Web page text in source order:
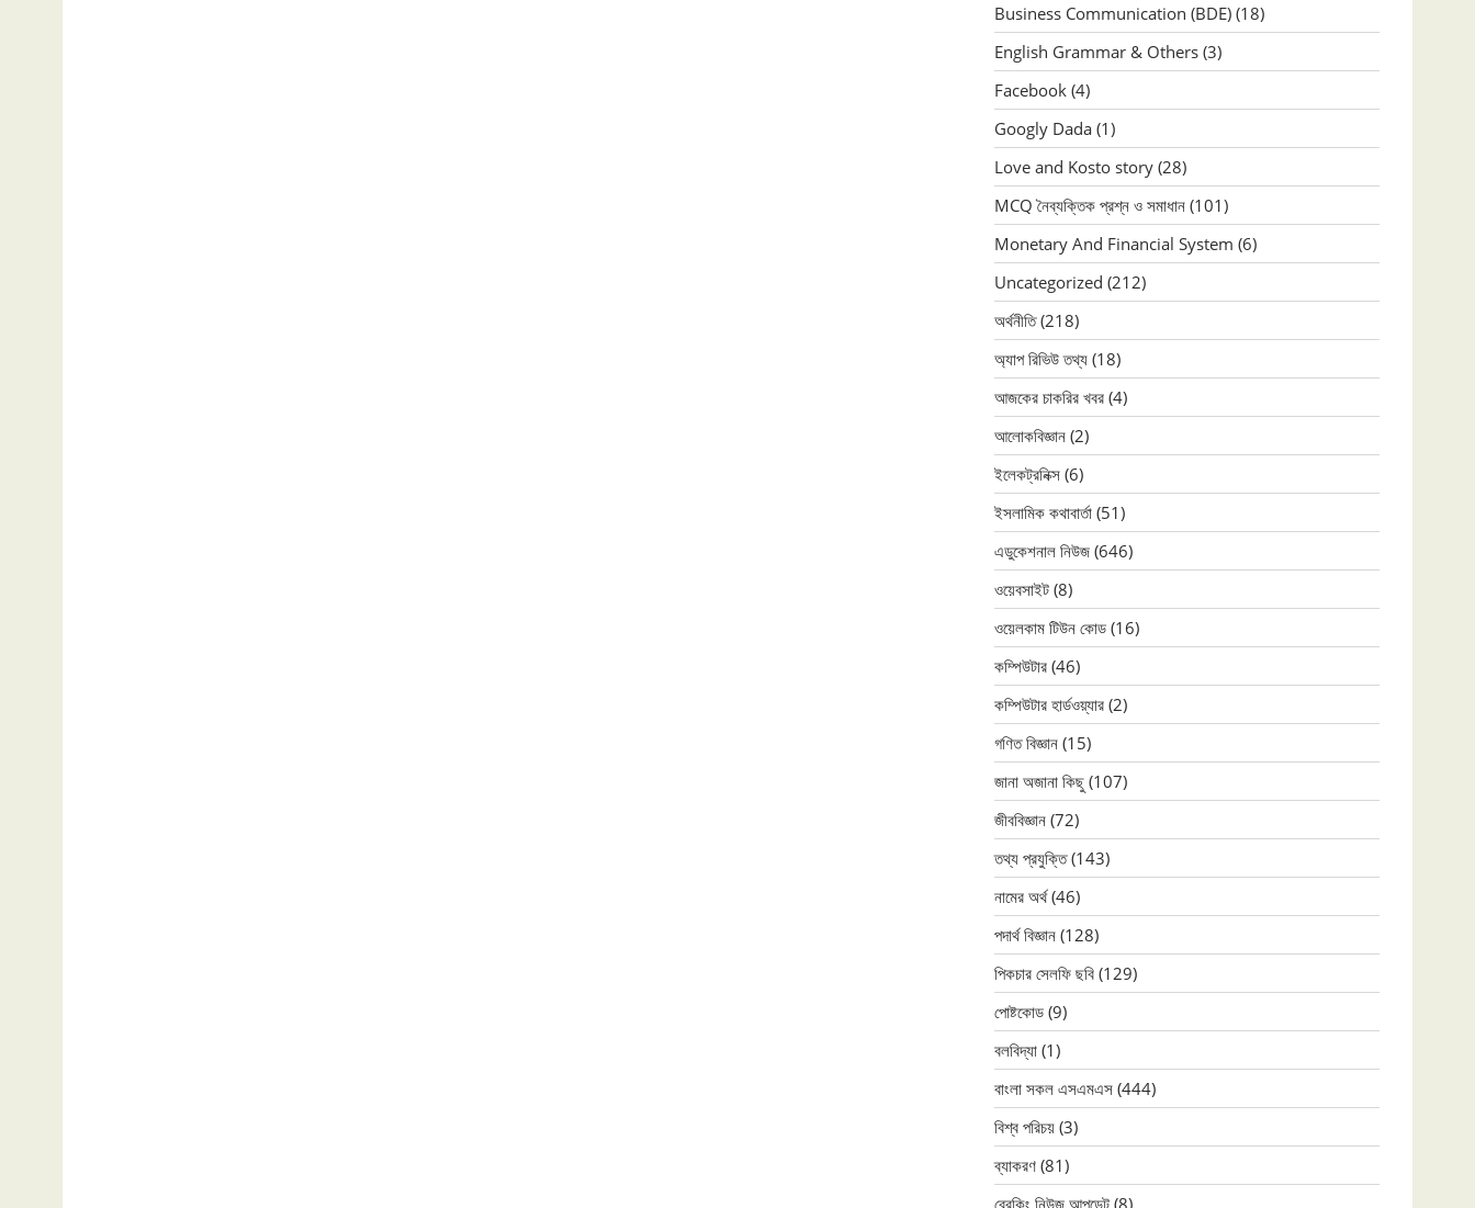
Business Communication (BDE) (18)
English Grammar & Others (3)
Facebook (4)
Googly Dada (1)
Love and Kosto story (28)
MCQ নৈব্যক্তিক প্রশ্ন ও সমাধান (101)
Monetary And Financial System (6)
Uncategorized (212)
অর্থনীতি(218)
অ্যাপ রিভিউ তথ্য (18)
আজকের চাকরির খবর (4)
আলোকবিজ্ঞান (2)
ইলেকট্রনিক্স (6)
ইসলামিক কথাবার্তা (51)
এডুকেশনাল নিউজ (646)
ওয়েবসাইট (8)
ওয়েলকাম টিউন কোড (16)
কম্পিউটার (46)
কম্পিউটার হার্ডওয়্যার (2)
গণিত বিজ্ঞান (15)
জানা অজানা কিছু (107)
জীববিজ্ঞান (72)
তথ্য প্রযুক্তি(143)
নামের অর্থ(46)
পদার্থ বিজ্ঞান (128)
পিকচার সেলফি ছবি (129)
পোষ্টকোড (9)
বলবিদ্যা (1)
বাংলা সকল এসএমএস (444)
বিশ্ব পরিচয় (3)
ব্যাকরণ (81)
ব্রেকিং নিউজ আপডেট (8)